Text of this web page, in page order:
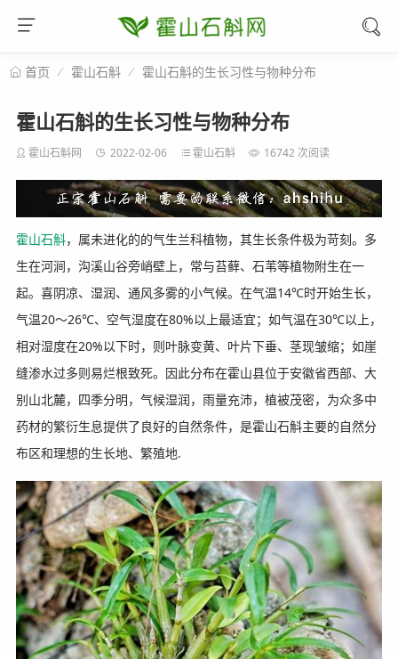
首页 霍山石斛 霍山石斛的生长习性与物种分布
霍山石斛的生长习性与物种分布
霍山石斛网 2022-02-06 霍山石斛 16742 次阅读
霍山石斛，属未进化的的气生兰科植物，其生长条件极为苛刻。多
生在河涧，沟溪山谷旁峭壁上，常与苔藓、石苇等植物附生在一
起。喜阴凉、湿润、通风多雾的小气候。在气温14℃时开始生长，
气温20～26℃、空气湿度在80%以上最适宜；如气温在30℃以上，
相对湿度在20%以下时，则叶脉变黄、叶片下垂、茎现皱缩；如崖
缝渗水过多则易烂根致死。因此分布在霍山县位于安徽省西部、大
别山北麓，四季分明，气候湿润，雨量充沛，植被茂密，为众多中
药材的繁衍生息提供了良好的自然条件，是霍山石斛主要的自然分
布区和理想的生长地、繁殖地.